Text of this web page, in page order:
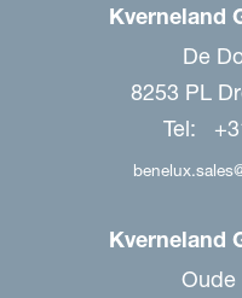
Kverneland
De
8253 PL
Tel:
Kverneland
Oude